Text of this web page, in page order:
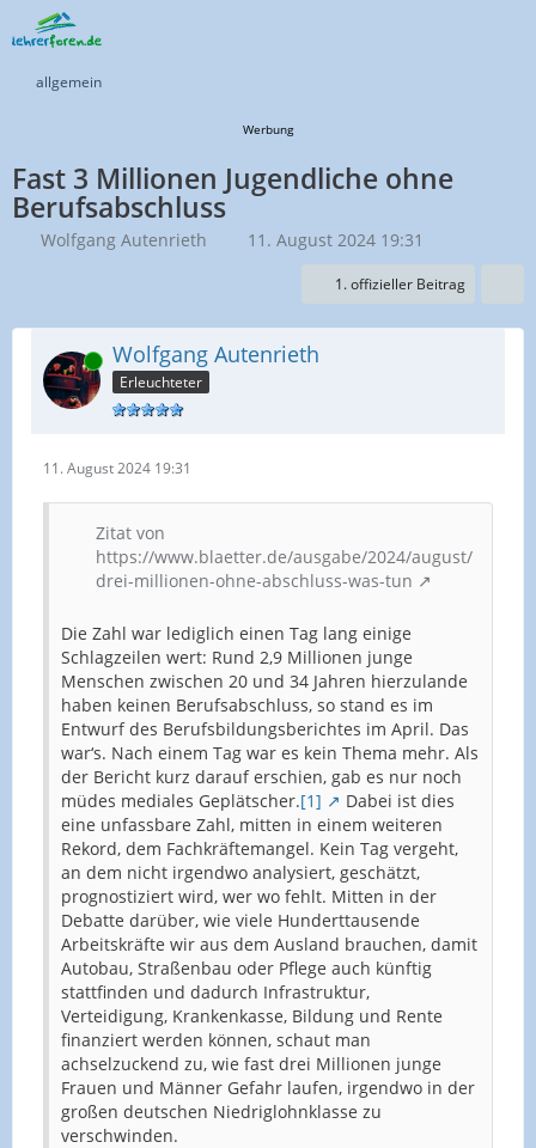
allgemein
Werbung
Fast 3 Millionen Jugendliche ohne
Berufsabschluss
Wolfgang Autenrieth 11. August 2024 19:31
1. offizieller Beitrag
Online Wolfgang Autenrieth
Erleuchteter
11. August 2024 19:31
Zitat von
https://www.blaetter.de/ausgabe/2024/august/
drei-millionen-ohne-abschluss-was-tun
Die Zahl war lediglich einen Tag lang einige
Schlagzeilen wert: Rund 2,9 Millionen junge
Menschen zwischen 20 und 34 Jahren hierzulande
haben keinen Berufsabschluss, so stand es im
Entwurf des Berufsbildungsberichtes im April. Das
war‘s. Nach einem Tag war es kein Thema mehr. Als
der Bericht kurz darauf erschien, gab es nur noch
müdes mediales Geplätscher.[1]
Dabei ist dies
eine unfassbare Zahl, mitten in einem weiteren
Rekord, dem Fachkräftemangel. Kein Tag vergeht,
an dem nicht irgendwo analysiert, geschätzt,
prognostiziert wird, wer wo fehlt. Mitten in der
Debatte darüber, wie viele Hunderttausende
Arbeitskräfte wir aus dem Ausland brauchen, damit
Autobau, Straßenbau oder Pflege auch künftig
stattfinden und dadurch Infrastruktur,
Verteidigung, Krankenkasse, Bildung und Rente
finanziert werden können, schaut man
achselzuckend zu, wie fast drei Millionen junge
Frauen und Männer Gefahr laufen, irgendwo in der
großen deutschen Niedriglohnklasse zu
verschwinden.